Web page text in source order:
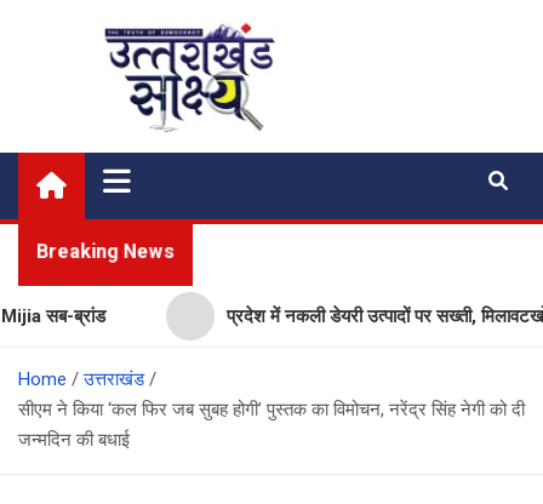
Uttarakhand Shakshya
My News Portal
Breaking News
सब-ब्रांड प्रदेश में नकली डेयरी उत्पादों पर सख्ती,
Home
उत्तराखंड
सीएम ने किया ‘कल फिर जब सुबह होगी’ पुस्तक का विमोचन, नरेंद्र सिंह नेगी को दी
जन्मदिन की बधाई